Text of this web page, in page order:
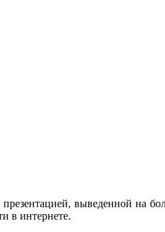
выведенной на
в интернете.